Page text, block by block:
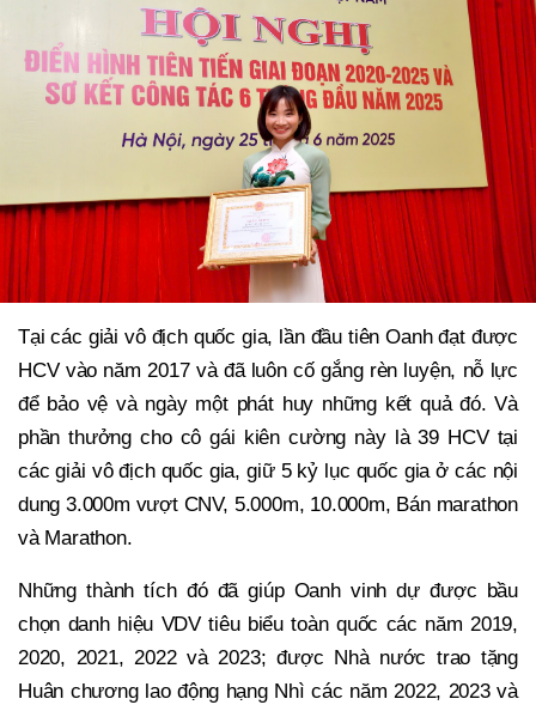
Tại các giải vô địch quốc gia, lần đầu tiên Oanh đạt được
HCV vào năm 2017 và đã luôn cố gắng rèn luyện, nỗ lực
để bảo vệ và ngày một phát huy những kết quả đó. Và
phần thưởng cho cô gái kiên cường này là 39 HCV tại
các giải vô địch quốc gia, giữ 5 kỷ lục quốc gia ở các nội
dung 3.000m vượt CNV, 5.000m, 10.000m, Bán marathon
và Marathon.
Những thành tích đó đã giúp Oanh vinh dự được bầu
chọn danh hiệu VDV tiêu biểu toàn quốc các năm 2019,
2020, 2021, 2022 và 2023; được Nhà nước trao tặng
Huân chương lao động hạng Nhì các năm 2022, 2023 và